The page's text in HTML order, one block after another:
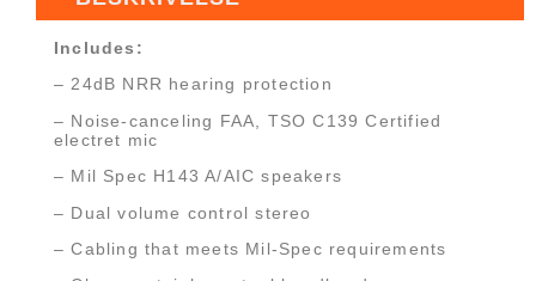
Includes:
– 24dB NRR hearing protection
– Noise-canceling FAA, TSO C139 Certified
electret mic
– Mil Spec H143 A/AIC speakers
– Dual volume control stereo
– Cabling that meets Mil-Spec requirements